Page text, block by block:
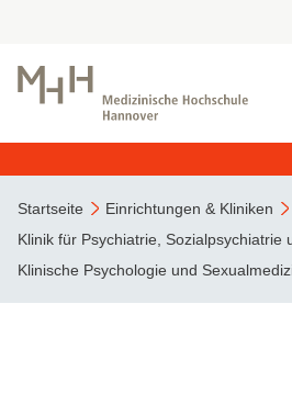
Startseite Einrichtungen & Kliniken
Klinik für Psychiatrie, Sozialpsychiatrie
Klinische Psychologie und